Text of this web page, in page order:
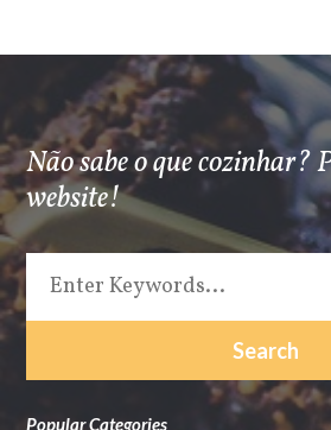
Não sabe o que cozinhar?
website!
Popular Categories